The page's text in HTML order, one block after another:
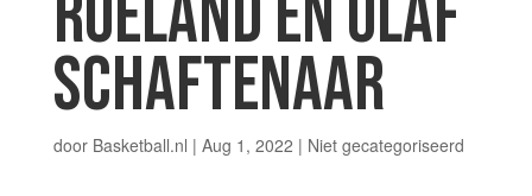
ROELAND EN OLAF
SCHAFTENAAR
door Basketball.nl | Aug 1, 2022 | Niet gecategoriseerd